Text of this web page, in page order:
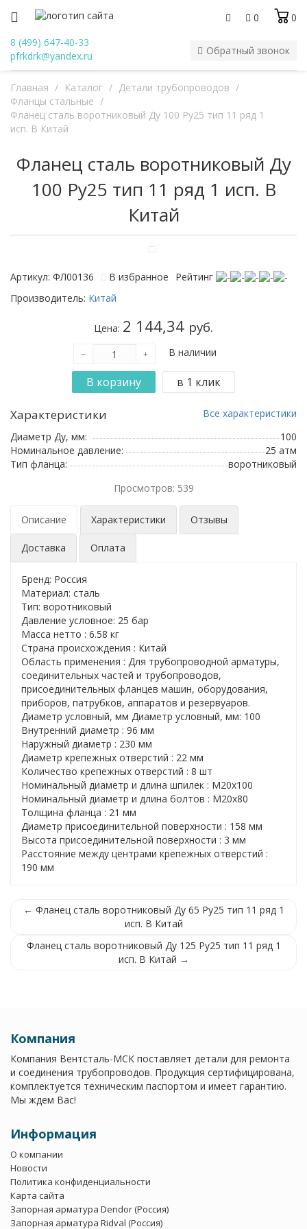
0
0
8 (499) 647-40-33
pfrkdrk@yandex.ru
Обратный звонок
Главная / Каталог / Детали трубопроводов /
Фланцы стальные /
Фланец сталь воротниковый Ду 100 Ру25 тип 11 ряд 1
исп. B Китай
Фланец сталь воротниковый Ду
100 Ру25 тип 11 ряд 1 исп. B
Китай
Артикул: ФЛ00136 В избранное
Рейтинг
Производитель: Китай
Цена: 2 144,34 руб.
В наличии
Характеристики
Все характеристики
Диаметр Ду, мм:
100
Номинальное давление:
25 атм
Тип фланца:
воротниковый
Просмотров: 539
Описание Характеристики Отзывы
Доставка Оплата
Бренд: Россия
Материал: сталь
Тип: воротниковый
Давление условное: 25 бар
Масса нетто : 6.58 кг
Страна происхождения : Китай
Область применения : Для трубопроводной арматуры,
соединительных частей и трубопроводов,
присоединительных фланцев машин, оборудования,
приборов, патрубков, аппаратов и резервуаров.
Диаметр условный, мм Диаметр условный, мм: 100
Внутренний диаметр : 96 мм
Наружный диаметр : 230 мм
Диаметр крепежных отверстий : 22 мм
Количество крепежных отверстий : 8 шт
Номинальный диаметр и длина шпилек : M20x100
Номинальный диаметр и длина болтов : M20x80
Толщина фланца : 21 мм
Диаметр присоединительной поверхности : 158 мм
Высота присоединительной поверхности : 3 мм
Расстояние между центрами крепежных отверстий :
190 мм
← Фланец сталь воротниковый Ду 65 Ру25 тип 11 ряд 1
исп. B Китай
Фланец сталь воротниковый Ду 125 Ру25 тип 11 ряд 1
исп. B Китай →
Компания
Компания Вентсталь-МСК поставляет детали для ремонта
и соединения трубопроводов. Продукция сертифицирована,
комплектуется техническим паспортом и имеет гарантию.
Мы ждем Вас!
Информация
О компании
Новости
Политика конфиденциальности
Карта сайта
Запорная арматура Dendor (Россия)
Запорная арматура Ridval (Россия)